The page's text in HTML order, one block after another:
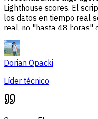
Lighthouse scores. El
los datos en tiempo real
real, no "hasta 48 horas"
Dorian Opacki
Líder técnico